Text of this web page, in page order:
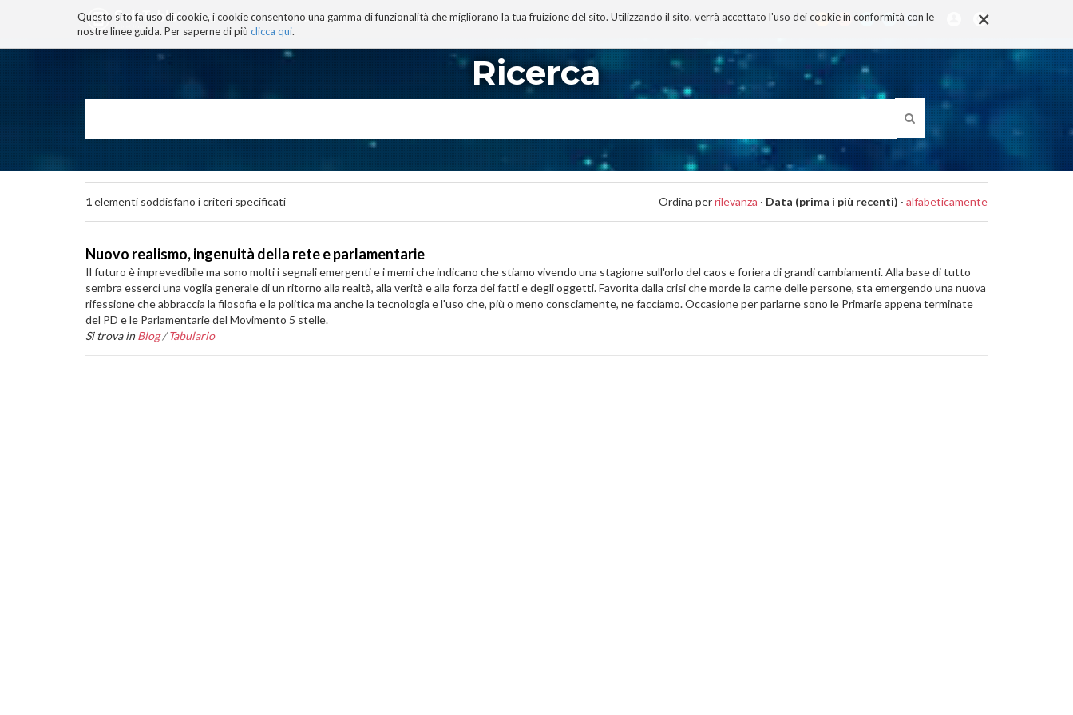
×
Questo sito fa uso di cookie, i cookie consentono una gamma di funzionalità che migliorano la tua fruizione del sito. Utilizzando il sito, verrà accettato l'uso dei cookie in conformità con le
nostre linee guida. Per saperne di più clicca qui.
BLOG TECNOCONSAPEVOLEZZA TECNOBIBLIOGRAFIA I MIEI LIBRI PROGETTO
navigazione
Ricerca
1elementi soddisfano i criteri specificati Ordina perrilevanza · Data (prima i più recenti) · alfabeticamente
Nuovo realismo, ingenuità della rete e parlamentarie
Il futuro è imprevedibile ma sono molti i segnali emergenti e i memi che indicano che stiamo vivendo una stagione sull'orlo del caos e foriera di grandi cambiamenti. Alla base di tutto
sembra esserci una voglia generale di un ritorno alla realtà, alla verità e alla forza dei fatti e degli oggetti. Favorita dalla crisi che morde la carne delle persone, sta emergendo una nuova
rifessione che abbraccia la filosofia e la politica ma anche la tecnologia e l'uso che, più o meno consciamente, ne facciamo. Occasione per parlarne sono le Primarie appena terminate
del PD e le Parlamentarie del Movimento 5 stelle.
Si trova in Blog /Tabulario